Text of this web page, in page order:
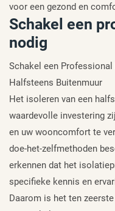
voor een gezond en
Schakel een
nodig
Schakel een
Halfsteens Buitenmuur
Het isoleren van een
waardevolle investering
en uw wooncomfort te
doe-het-zelfmethoden
erkennen dat het
specifieke kennis en
Daarom is het ten